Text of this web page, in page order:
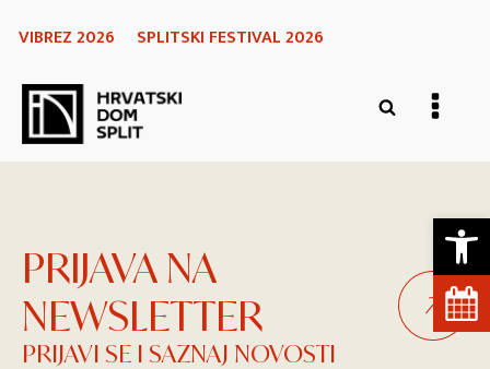
VIBREZ 2026 SPLITSKI FESTIVAL 2026
PRIJAVA NA
NEWSLETTER
PRIJAVI SE I SAZNAJ NOVOSTI